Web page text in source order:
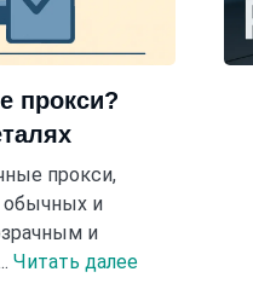
прокси?
прокси,
обычных и
и
Читать далее